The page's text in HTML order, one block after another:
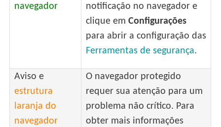
navegador
notificação no navegador e
clique emConfigurações
para abrir a configuração das
Ferramentas de segurança.
Aviso e
estrutura
laranja do
navegador
O navegador protegido
requer sua atenção para um
problema não crítico. Para
obter mais informações